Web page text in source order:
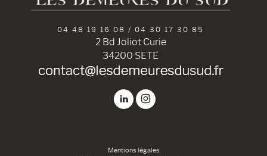
04 48 19 16 08 / 04 30 17 30 85
2 Bd Joliot Curie
34200 SETE
Mentions légales